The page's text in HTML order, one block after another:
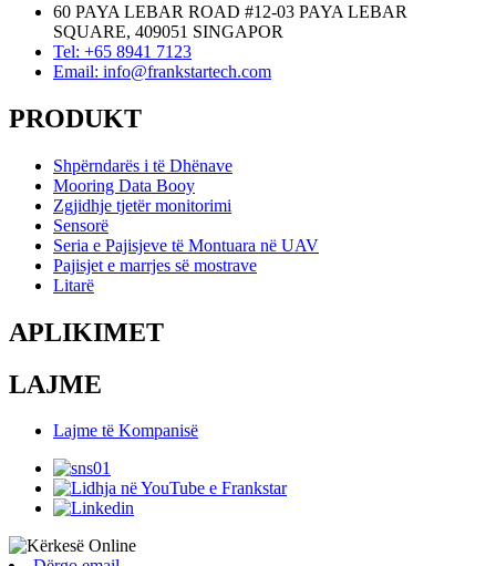
60 PAYA LEBAR ROAD #12-03 PAYA LEBAR
SQUARE, 409051 SINGAPOR
Tel: +65 8941 7123
Email: info@frankstartech.com
PRODUKT
Shpërndarës i të Dhënave
Mooring Data Booy
Zgjidhje tjetër monitorimi
Sensorë
Seria e Pajisjeve të Montuara në UAV
Pajisjet e marrjes së mostrave
Litarë
APLIKIMET
LAJME
Lajme të Kompanisë